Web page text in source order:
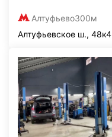
Алтуфьево300м
Алтуфьевское ш., 48к4